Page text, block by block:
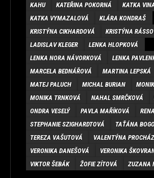
KAHU
KATEŘINA POKORNÁ
KATKA
KATKA VYMAZALOVÁ
KLÁRA KONDRAŠ
KRISTÝNA CIKHARDOVÁ
KRISTÝNA
LADISLAV KLEGER
LENKA HLOPKOVÁ
LENKA NORA NÁVORKOVÁ
LENKA
MARCELA BEDNÁŘOVÁ
MARTINA LEPSKÁ
MATEJ PALUCH
MICHAL BURIAN
MONIKA TRNKOVÁ
NAHAL SMRČKOVÁ
ONDRA VESELÝ
PAVLA MAŘÍKOVÁ
STEPHANIE SZIGHARDTOVÁ
TAŤÁNA
TEREZA VAŠUTOVÁ
VALENTÝNA
VERONIKA DANEŠOVÁ
VERONIKA
VIKTOR ŠEBÁK
ŽOFIE ZÍTOVÁ ZUZANA